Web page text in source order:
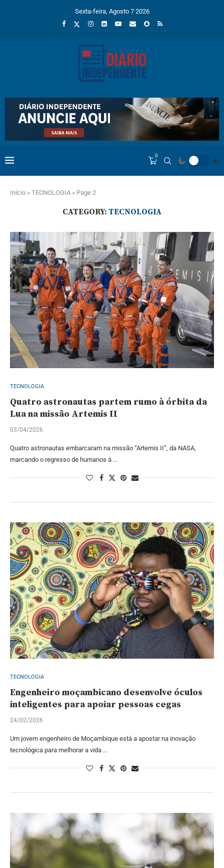
Sexta-feira, Agosto 7 2026
0
Início » TECNOLOGIA » Page 2
CATEGORY: TECNOLOGIA
TECNOLOGIA
Quatro astronautas partem rumo à órbita da
Lua na missão Artemis II
03/04/2026
Quatro astronautas embarcaram na missão “Artemis II”, da NASA,
marcando o regresso de humanos à …
TECNOLOGIA
Engenheiro moçambicano desenvolve óculos
inteligentes para apoiar pessoas cegas
24/02/2026
Um jovem engenheiro de Moçambique está a apostar na inovação
tecnológica para melhorar a vida …